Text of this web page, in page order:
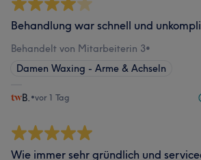
Behandlung war schnell und
Behandelt von Mitarbeiterin 3•
Damen Waxing - Arme & Achseln
B. •vor 1 Tag
Wie immer sehr gründlich und